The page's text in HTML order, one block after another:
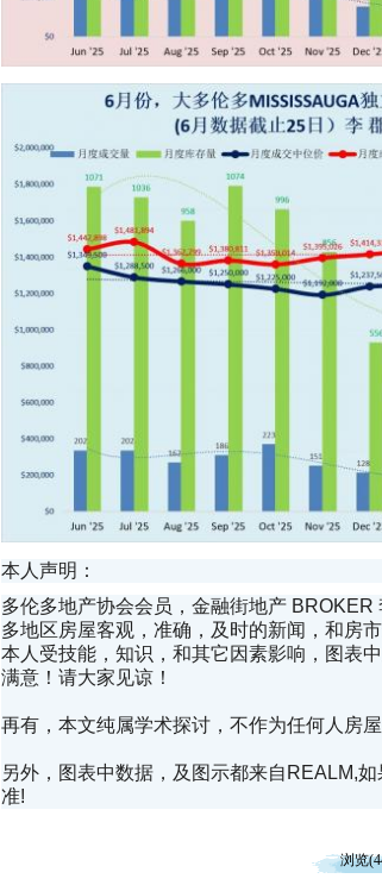
本人声明：
多伦多地产协会会员，金融街地产
多地区房屋客观，准确，及时的新闻，和房
本人受技能，知识，和其它因素影响，图表
满意！请大家见谅！
再有，本文纯属学术探讨，不作为任何人房
另外，图表中数据，及图示都来自REALM,
准!
浏览